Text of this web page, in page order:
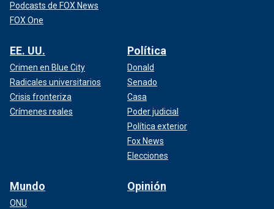
Podcasts de FOX News
FOX One
EE. UU.
Crimen en Blue City
Radicales universitarios
Crisis fronteriza
Crímenes reales
Política
Donald
Senado
Casa
Poder judicial
Política exterior
Fox News
Elecciones
Mundo
ONU
Opinión